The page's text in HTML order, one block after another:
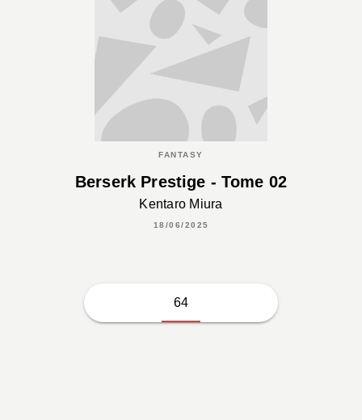
FANTASY
Berserk Prestige - Tome 02
Kentaro Miura
18/06/2025
64